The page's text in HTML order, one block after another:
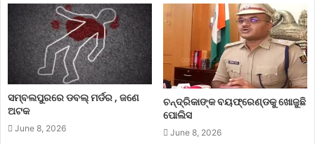
ସମ୍ବଲପୁରରେ ଡବଲ୍ ମର୍ଡର , ଜଣେ
ଅଟକ
June 8, 2026
ଚନ୍ଦ୍ରିକାଙ୍କ ବୟଫ୍ରେଣ୍ଡକୁ ଖୋଜୁଛି
ପୋଲିସ
June 8, 2026